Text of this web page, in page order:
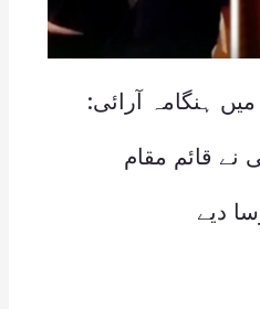
ہنگامہ آرائی:
نے قائم مقام
دیے